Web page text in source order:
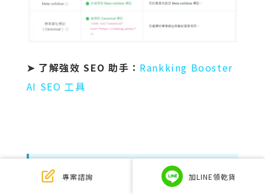
專案諮詢 加LINE領乾貨
➤ 了解強效 SEO 助手： Rankking Booster
AI SEO 工具
結論